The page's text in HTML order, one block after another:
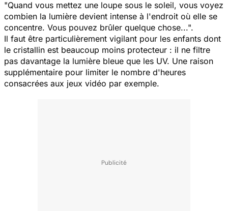
"Quand vous mettez une loupe sous le soleil, vous voyez
combien la lumière devient intense à l'endroit où elle se
concentre. Vous pouvez brûler quelque chose...".
Il faut être particulièrement vigilant pour les enfants dont
le cristallin est beaucoup moins protecteur : il ne filtre
pas davantage la lumière bleue que les UV. Une raison
supplémentaire pour limiter le nombre d'heures
consacrées aux jeux vidéo par exemple.